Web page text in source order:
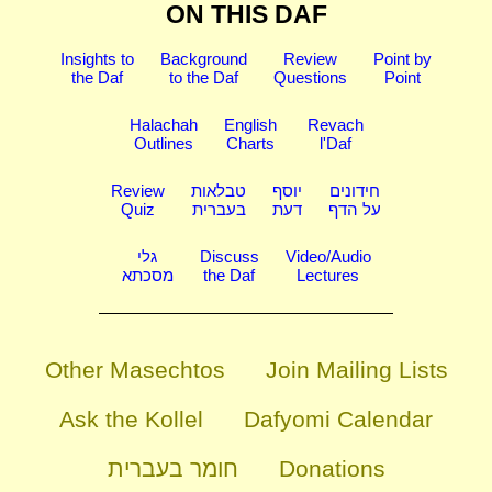
ON THIS DAF
Insights to
the Daf
Background
to the Daf
Review
Questions
Point by
Point
Halachah
Outlines
English
Charts
Revach
l'Daf
Review
Quiz
טבלאות
בעברית
יוסף
דעת
חידונים
על הדף
גלי
מסכתא
Discuss
the Daf
Video/Audio
Lectures
Other Masechtos
Join Mailing Lists
Ask the Kollel
Dafyomi Calendar
חומר בעברית
Donations